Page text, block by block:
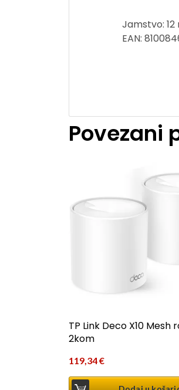
Jamstvo: 12
EAN:
Povezani
TP Link Deco X10 Mesh
2kom
119,34€